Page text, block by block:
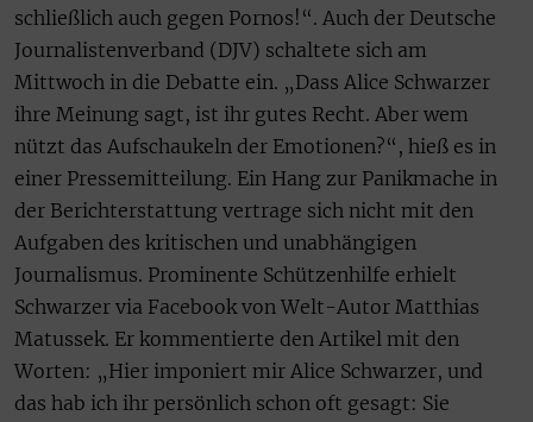
schließlich auch gegen Pornos!“. Auch der Deutsche
Journalistenverband (DJV) schaltete sich am
Mittwoch in die Debatte ein. „Dass Alice Schwarzer
ihre Meinung sagt, ist ihr gutes Recht. Aber wem
nützt das Aufschaukeln der Emotionen?“, hieß es in
einer Pressemitteilung. Ein Hang zur Panikmache in
der Berichterstattung vertrage sich nicht mit den
Aufgaben des kritischen und unabhängigen
Journalismus. Prominente Schützenhilfe erhielt
Schwarzer via Facebook von Welt-Autor Matthias
Matussek. Er kommentierte den Artikel mit den
Worten: „Hier imponiert mir Alice Schwarzer, und
das hab ich ihr persönlich schon oft gesagt: Sie